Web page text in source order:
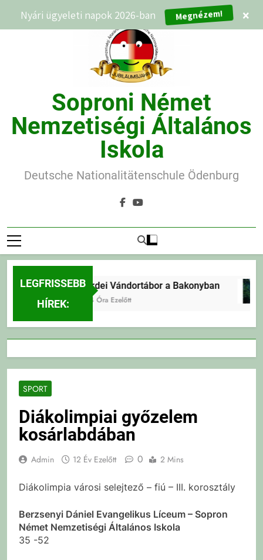
Soproni Német
Nemzetiségi Általános
Iskola
Deutsche Nationalitätenschule Ödenburg
LEGFRISSEBB
HÍREK:
Erdei Vándortábor a Bakonyban
14 Óra Ezelőtt
SPORT
Diákolimpiai győzelem
kosárlabdában
Admin 12 Év Ezelőtt 0 2 Mins
Diákolimpia városi selejtező – fiú – III. korosztály
Berzsenyi Dániel Evangelikus Líceum – Sopron
Német Nemzetiségi Általános Iskola
35 -52
Nyári ügyeleti napok 2026-ban Megnézem! ×